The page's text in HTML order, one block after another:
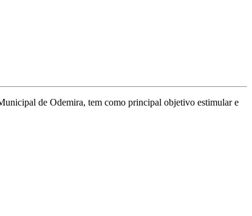
de Odemira, tem como principal objetivo estimular e